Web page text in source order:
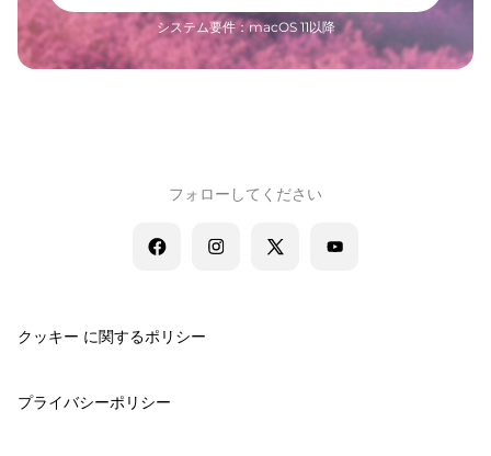
システム要件：macOS 11以降
クッキー に関するポリシー
プライバシーポリシー
フォローしてください